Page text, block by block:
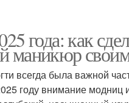
года: как
маникюр
всегда была важной
году внимание модниц